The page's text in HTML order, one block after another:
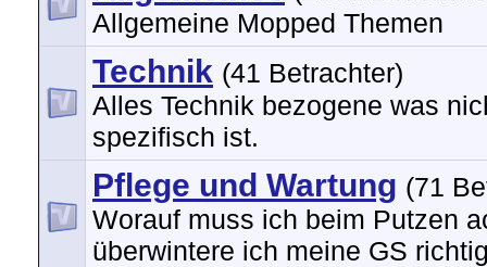
Allgemeine Mopped Themen
Technik (41 Betrachter)
Alles Technik bezogene was
spezifisch ist.
Pflege und Wartung (71
Worauf muss ich beim Putzen
überwintere ich meine GS